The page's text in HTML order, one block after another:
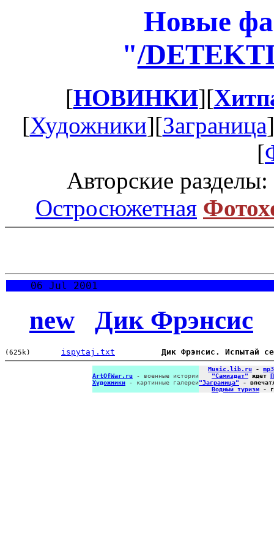
Новые
"/
[НОВИНКИ][
[Художники][Заграница
[
Авторские разделы:
Остросюжетная
06 Jul 2001
new Дик Фрэнсис
(625k) ispytaj.txt Дик Фрэнсис. Испытай
ArtOfWar.ru - военные истории
Художники - картинные галереи
Music.lib.ru - mp3
"Самиздат" ждет
"Заграница" -
Водный туризм -